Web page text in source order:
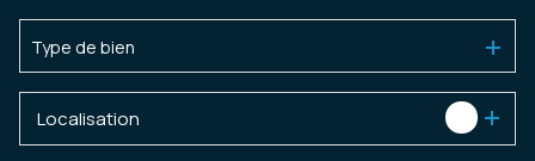
En saisonnier
De l'immo pro
Type de bien
Localisation